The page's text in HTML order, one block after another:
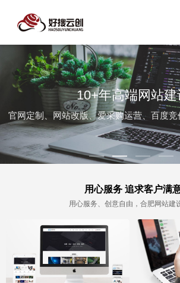
10+年高端网站建
官网定制、网站改版、爱采购运营、百度
用心服务 追求客户满
用心服务、创意自由，合肥网站建